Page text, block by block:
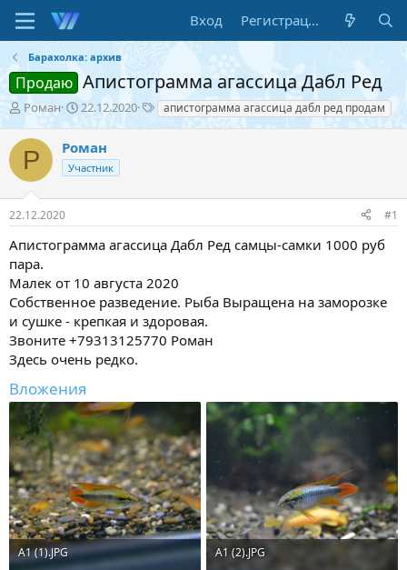
Вход Регистрация
Барахолка: архив
Продаю Апистограмма агассица Дабл Ред
А
т
о
р
е
м
Роман
Д
а
н
ч
а
22.12.2020
Т
е
апистограмма агассица дабл ред продам
Р Роман
Участник
22.12.2020 #1
Апистограмма агассица Дабл Ред самцы-самки 1000 руб
пара.
Малек от 10 августа 2020
Собственное разведение. Рыба Выращена на заморозке
и сушке - крепкая и здоровая.
Звоните +79313125770 Роман
Здесь очень редко.
Вложения
А1 (1).JPG
А1 (2).JPG